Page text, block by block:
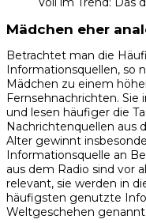
Mädchen eher
Betrachtet man die
Informationsquellen, so
Mädchen zu einem
Fernsehnachrichten. Sie
und lesen häufiger die
Nachrichtenquellen aus
Alter gewinnt
Informationsquelle an
aus dem Radio sind vor
relevant, sie werden in
häufigsten genutzte
Weltgeschehen genannt.